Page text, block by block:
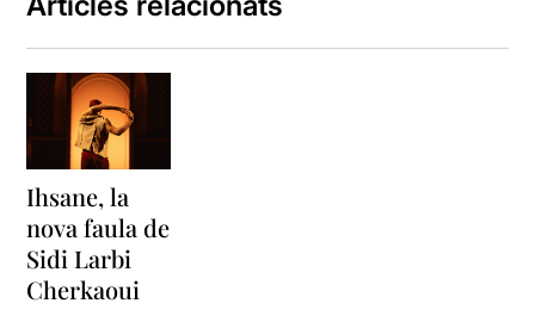
Ihsane, la
nova faula de
Sidi Larbi
Cherkaoui